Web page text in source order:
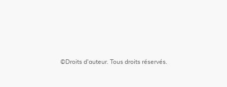
©Droits d'auteur. Tous droits réservés.